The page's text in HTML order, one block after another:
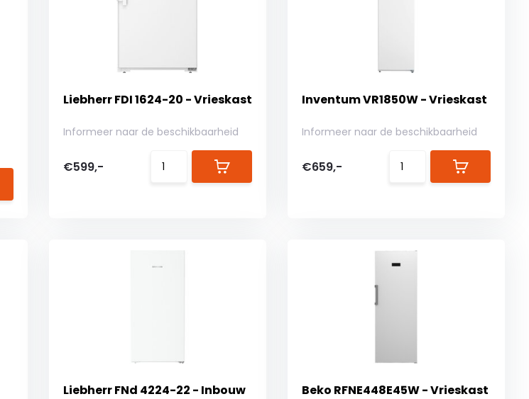
Liebherr FDI 1624-20 - Vrieskast
Informeer naar de beschikbaarheid
€599,-
Inventum VR1850W - Vrieskast
Informeer naar de beschikbaarheid
€659,-
Liebherr FNd 4224-22 - Inbouw
Beko RFNE448E45W - Vrieskast